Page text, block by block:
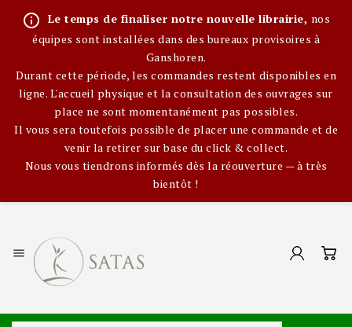
info_outline Le temps de finaliser notre nouvelle librairie, nos
équipes sont installées dans des bureaux provisoires à
Ganshoren.
Durant cette période, les commandes restent disponibles en
ligne. L'accueil physique et la consultation des ouvrages sur
place ne sont momentanément pas possibles.
Il vous sera toutefois possible de placer une commande et de
venir la retirer sur base du click & collect.
Nous vous tiendrons informés dès la réouverture — à très
bientôt !
